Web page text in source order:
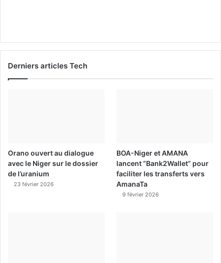
Derniers articles Tech
Orano ouvert au dialogue
avec le Niger sur le dossier
de l’uranium
23 février 2026
BOA-Niger et AMANA
lancent “Bank2Wallet” pour
faciliter les transferts vers
AmanaTa
9 février 2026